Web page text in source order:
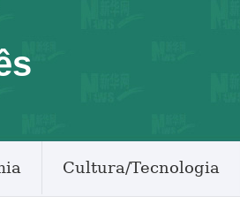
Cultura/Tecnologia